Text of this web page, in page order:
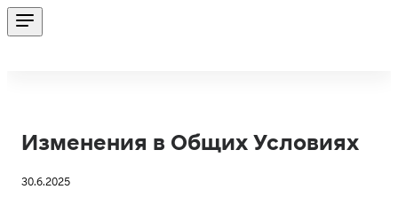
Изменения в Общих Условиях
30.6.2025